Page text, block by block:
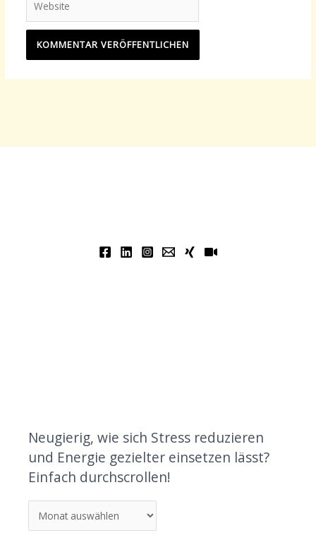
Neugierig, wie sich Stress reduzieren
und Energie gezielter einsetzen lässt?
Einfach durchscrollen!